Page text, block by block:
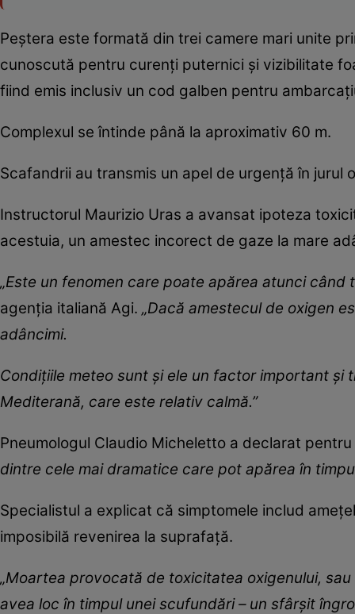
Peștera este formată din trei camere mari unite
cunoscută pentru curenți puternici și vizibilitate
fiind emis inclusiv un cod galben pentru
Complexul se întinde până la aproximativ 60 m.
Scafandrii au transmis un apel de urgență în jurul
Instructorul Maurizio Uras a avansat ipoteza
acestuia, un amestec incorect de gaze la mare
„Este un fenomen care poate apărea atunci
agenția italiană Agi. „Dacă amestecul de oxigen
adâncimi.
Condițiile meteo sunt și ele un factor important și
Mediterană, care este relativ calmă.”
Pneumologul Claudio Micheletto a declarat
dintre cele mai dramatice care pot apărea în
Specialistul a explicat că simptomele includ
imposibilă revenirea la suprafață.
„Moartea provocată de toxicitatea oxigenului,
avea loc în timpul unei scufundări – un sfârșit